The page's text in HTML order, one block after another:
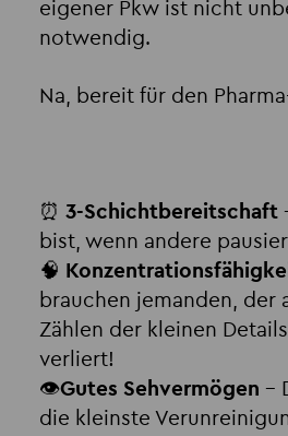
eigener Pkw ist nicht
notwendig.
Na, bereit für den
⏰ 3-Schichtbereitschaft
bist, wenn andere
🧠
brauchen jemanden, der
Zählen der kleinen
verliert!
👁️Gutes Sehvermögen –
die kleinste